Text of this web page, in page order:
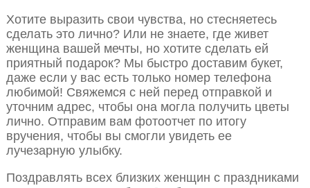
Хотите выразить свои чувства, но стесняетесь
сделать это лично? Или не знаете, где живет
женщина вашей мечты, но хотите сделать ей
приятный подарок? Мы быстро доставим букет,
даже если у вас есть только номер телефона
любимой! Свяжемся с ней перед отправкой и
уточним адрес, чтобы она могла получить цветы
лично. Отправим вам фотоотчет по итогу
вручения, чтобы вы смогли увидеть ее
лучезарную улыбку.
Поздравлять всех близких женщин с праздниками